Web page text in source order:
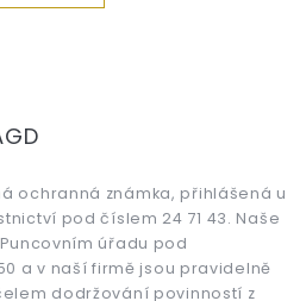
ochranná známka, přihlášená u
pod číslem 24 71 43. Naše
úřadu pod
a v naší firmě jsou pravidelně
dodržování povinností z